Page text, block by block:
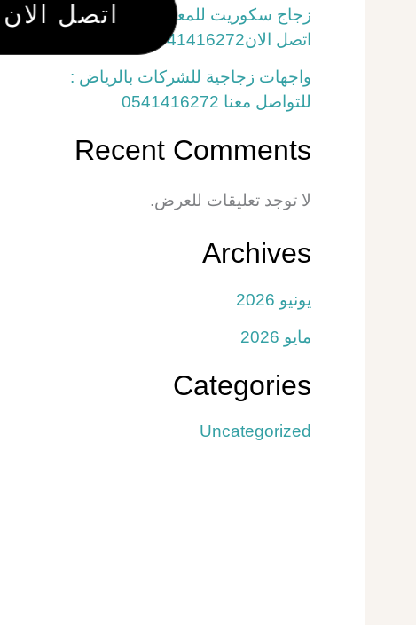
اتصل الان
زجاج سكوريت للمعارض التجارية بالرياض :
اتصل الان0541416272
واجهات زجاجية للشركات بالرياض :
للتواصل معنا 0541416272
Recent Comments
لا توجد تعليقات للعرض.
Archives
يونيو 2026
مايو 2026
Categories
Uncategorized